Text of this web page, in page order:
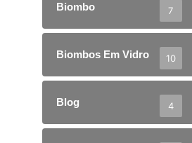
Biombo 7
Biombos Em Vidro 10
Blog 4